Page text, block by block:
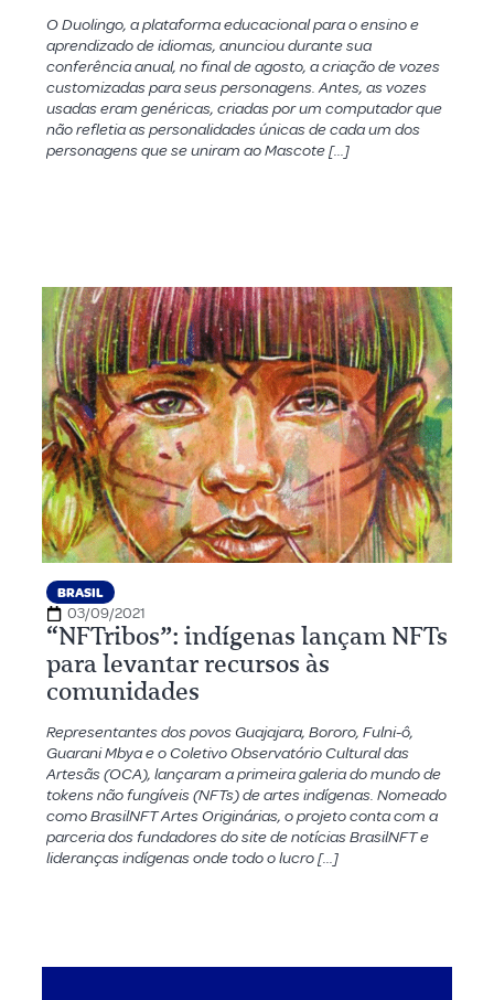
O Duolingo, a plataforma educacional para o ensino e
aprendizado de idiomas, anunciou durante sua
conferência anual, no final de agosto, a criação de vozes
customizadas para seus personagens. Antes, as vozes
usadas eram genéricas, criadas por um computador que
não refletia as personalidades únicas de cada um dos
personagens que se uniram ao Mascote […]
BRASIL
03/09/2021
“NFTribos”: indígenas lançam NFTs
para levantar recursos às
comunidades
Representantes dos povos Guajajara, Bororo, Fulni-ô,
Guarani Mbya e o Coletivo Observatório Cultural das
Artesãs (OCA), lançaram a primeira galeria do mundo de
tokens não fungíveis (NFTs) de artes indígenas. Nomeado
como BrasilNFT Artes Originárias, o projeto conta com a
parceria dos fundadores do site de notícias BrasilNFT e
lideranças indígenas onde todo o lucro […]